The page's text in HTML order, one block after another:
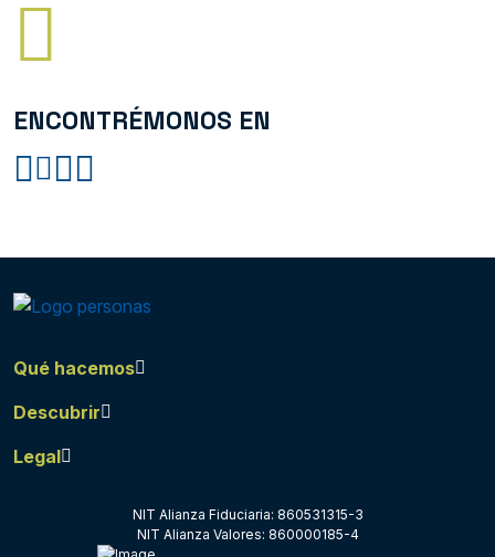
ENCONTRÉMONOS EN
Qué hacemos
Descubrir
Legal
NIT Alianza Fiduciaria: 860531315-3
NIT Alianza Valores: 860000185-4